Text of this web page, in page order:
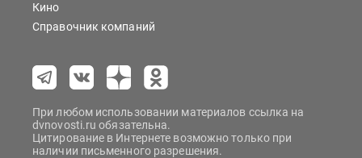
Кино
Справочник компаний
При любом использовании материалов ссылка на
dvnovosti.ru обязательна.
Цитирование в Интернете возможно только при
наличии письменного разрешения.